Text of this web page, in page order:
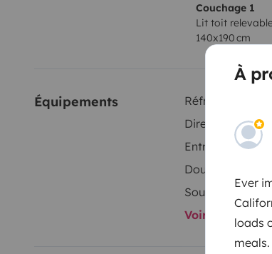
À
Ever
loads
Couchage 1
Lit toit
140x190 cm
Équipements Réfrigérateur
Direction
Entrée audio /
Douche
Soute à
Voir tous les